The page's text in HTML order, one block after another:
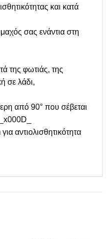
και κατά
σας ενάντια στη
της φωτιάς, της
σε λάδι,
από 90° που σέβεται
αντιολισθητικότητα